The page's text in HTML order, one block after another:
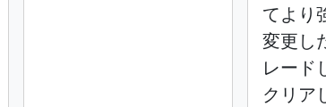
てより
変更し
レード
クリア